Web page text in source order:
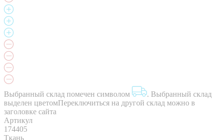
Выбранный склад помечен символом . Выбранный склад
выделен цветомПереключиться на другой склад можно в
заголовке сайта
Артикул
174405
Ткань